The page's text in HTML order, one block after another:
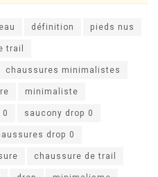
définition
pieds nus
trail
chaussures minimalistes
minimaliste
saucony drop 0
drop 0
chaussure de trail